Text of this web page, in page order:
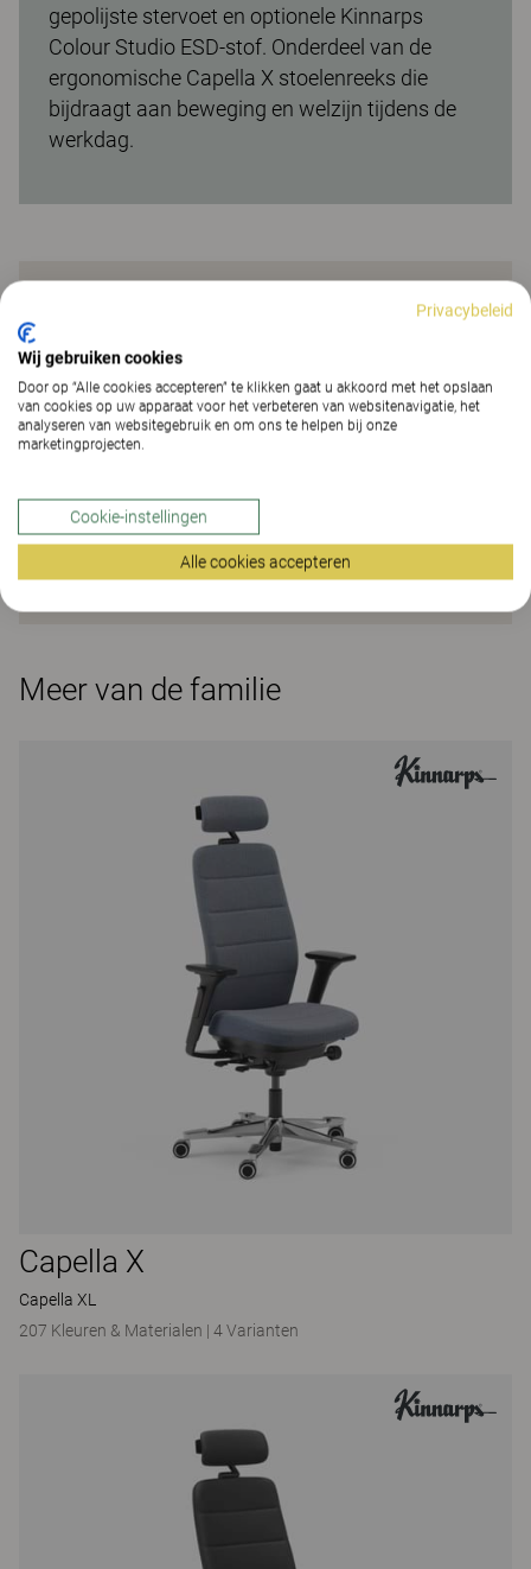
gepolijste stervoet en optionele Kinnarps
Colour Studio ESD-stof. Onderdeel van de
ergonomische Capella X stoelenreeks die
bijdraagt aan beweging en welzijn tijdens de
werkdag.
Meer van de familie
Capella X
Capella XL
207 Kleuren & Materialen | 4 Varianten
Privacybeleid
Wij gebruiken cookies
Door op “Alle cookies accepteren” te klikken gaat u akkoord met het opslaan
van cookies op uw apparaat voor het verbeteren van websitenavigatie, het
analyseren van websitegebruik en om ons te helpen bij onze
marketingprojecten.
Cookie-instellingen
Alle cookies accepteren